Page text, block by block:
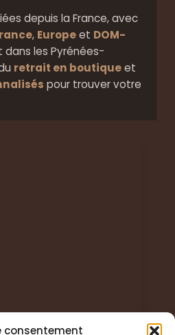
consentement
depuis la France, avec
, Europeet DOM-
dans les Pyrénées-
retrait en boutiqueet
pour trouver votre